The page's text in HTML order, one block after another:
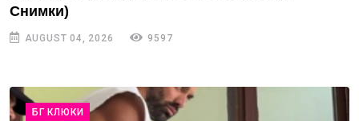
Снимки)
AUGUST 04, 2026 9597
БГ КЛЮКИ